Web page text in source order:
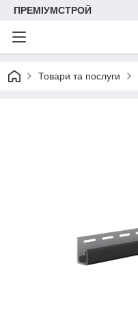
ПРЕМІУМСТРОЙ
Товари та послуги